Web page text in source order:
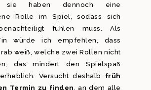
sie haben dennoch eine
Rolle im Spiel, sodass sich
fühlen muss. Als
in würde ich empfehlen, dass
weiß, welche zwei Rollen nicht
das mindert den Spielspaß
Versucht deshalb
früh
Termin zu finden, an dem alle